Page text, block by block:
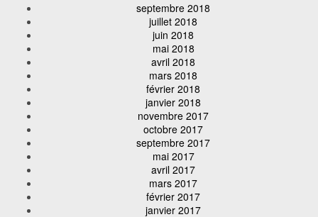
septembre 2018
juillet 2018
juin 2018
mai 2018
avril 2018
mars 2018
février 2018
janvier 2018
novembre 2017
octobre 2017
septembre 2017
mai 2017
avril 2017
mars 2017
février 2017
janvier 2017